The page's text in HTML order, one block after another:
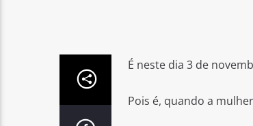
É neste dia 3 de
Pois é, quando a